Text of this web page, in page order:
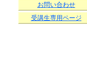
お問い合わせ
受講生専用ページ